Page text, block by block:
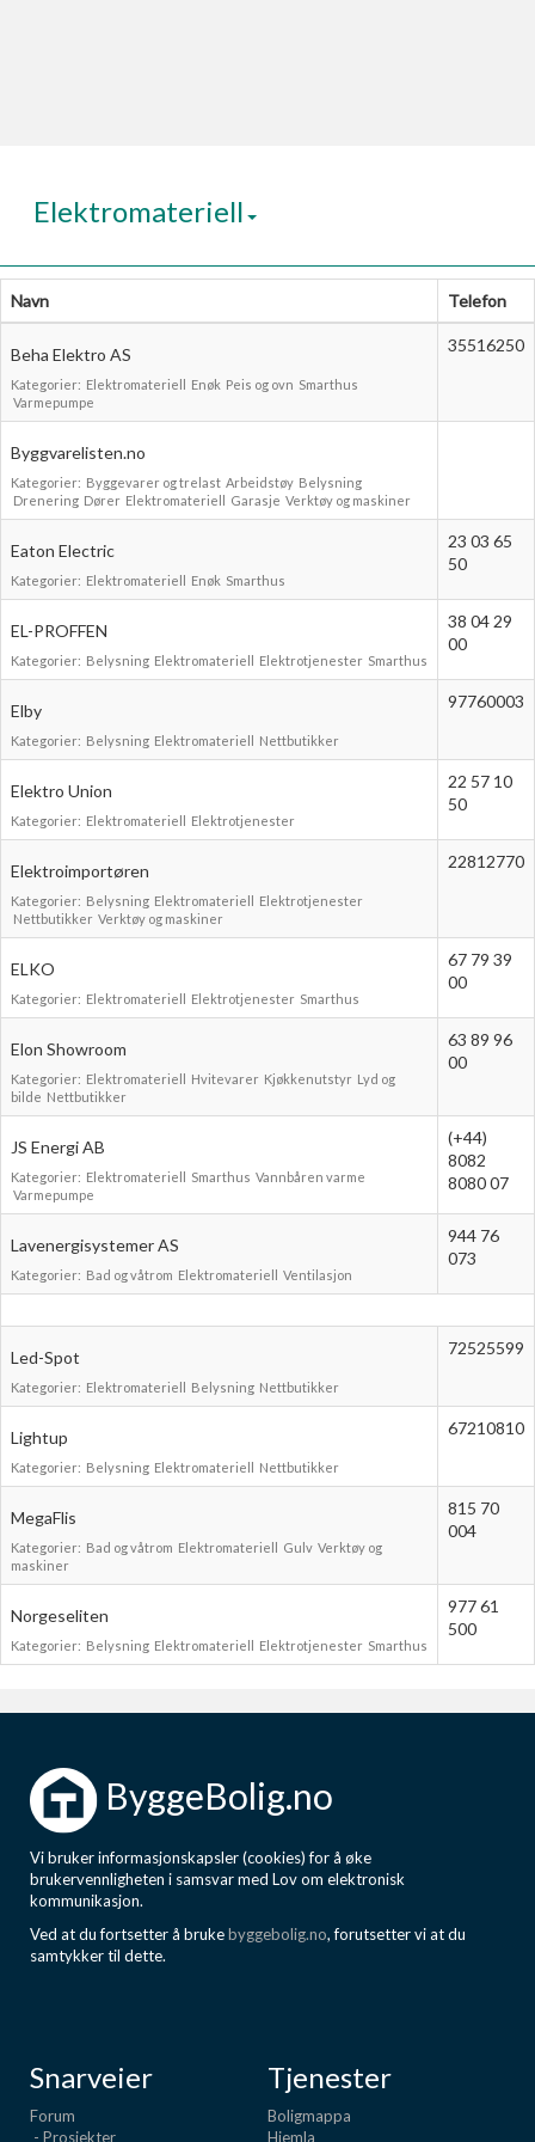
Finn håndverkere
Søk blant 9000 bedrifter
Kundeservice
Få svar på det du lurer på
Kom i gang med Boligmappa
Se din bolig? Klikk her
Boligmappa+
Få mer ut av Boligmappa
Elektromateriell
Navn Telefon
Beha Elektro AS
Kategorier: Elektromateriell Enøk Peis og ovn Smarthus
Varmepumpe
35516250
Byggvarelisten.no
Kategorier: Byggevarer og trelast Arbeidstøy Belysning
Drenering Dører Elektromateriell Garasje Verktøy og maskiner
Eaton Electric
Kategorier: Elektromateriell Enøk Smarthus
23 03 65
50
EL-PROFFEN
Kategorier: Belysning Elektromateriell Elektrotjenester Smarthus
38 04 29
00
Elby
Kategorier: Belysning Elektromateriell Nettbutikker
97760003
Elektro Union
Kategorier: Elektromateriell Elektrotjenester
22 57 10
50
Elektroimportøren
Kategorier: Belysning Elektromateriell Elektrotjenester
Nettbutikker Verktøy og maskiner
22812770
ELKO
Kategorier: Elektromateriell Elektrotjenester Smarthus
67 79 39
00
Elon Showroom
Kategorier: Elektromateriell Hvitevarer Kjøkkenutstyr Lyd og
bilde Nettbutikker
63 89 96
00
JS Energi AB
Kategorier: Elektromateriell Smarthus Vannbåren varme
Varmepumpe
(+44)
8082
8080 07
Lavenergisystemer AS
Kategorier: Bad og våtrom Elektromateriell Ventilasjon
944 76
073
Led-Spot
Kategorier: Elektromateriell Belysning Nettbutikker
72525599
Lightup
Kategorier: Belysning Elektromateriell Nettbutikker
67210810
MegaFlis
Kategorier: Bad og våtrom Elektromateriell Gulv Verktøy og
maskiner
815 70
004
Norgeseliten
Kategorier: Belysning Elektromateriell Elektrotjenester Smarthus
977 61
500
ByggeBolig.no
Vi bruker informasjonskapsler (cookies) for å øke
brukervennligheten i samsvar med Lov om elektronisk
kommunikasjon.
Ved at du fortsetter å brukebyggebolig.no, forutsetter vi at du
samtykker til dette.
Snarveier
Forum
- Prosjekter
Tjenester
Boligmappa
Hjemla